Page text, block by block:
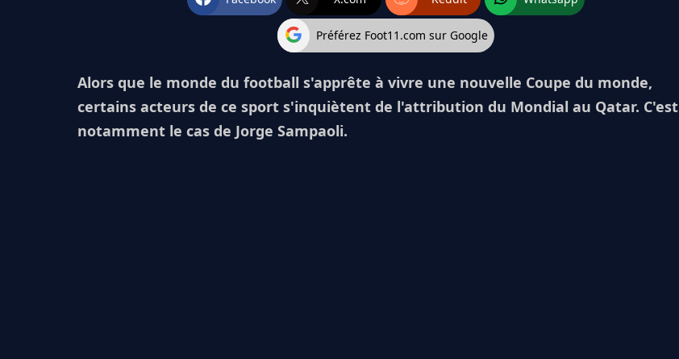
Préférez Foot11.com sur Google
Alors que le monde du football s'apprête à vivre une nouvelle Coupe du monde,
certains acteurs de ce sport s'inquiètent de l'attribution du Mondial au Qatar. C'est
notamment le cas de Jorge Sampaoli.